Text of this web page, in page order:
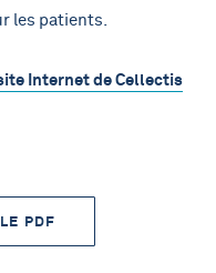
les patients.
Internet de Cellectis
PDF